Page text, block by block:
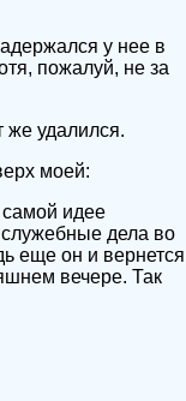
у нее в
пожалуй, не за
же удалился.
моей:
идее
служебные дела во
еще он и вернется
вечере. Так